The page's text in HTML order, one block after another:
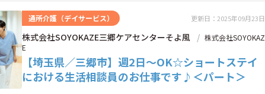
通所介護（デイサービス） 更新日：2025年09月23日
株式会社SOYOKAZE三郷ケアセンターそよ風
株式会社SOYOKAZ
E
【埼玉県／三郷市】週2日～OK☆ショートステイ
における生活相談員のお仕事です♪＜パート＞